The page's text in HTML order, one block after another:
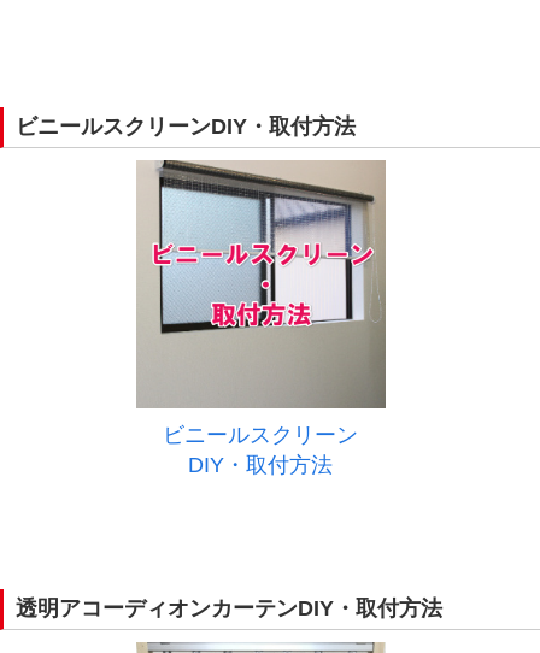
ビニールスクリーンDIY・取付方法
ビニールスクリーン
DIY・取付方法
透明アコーディオンカーテンDIY・取付方法